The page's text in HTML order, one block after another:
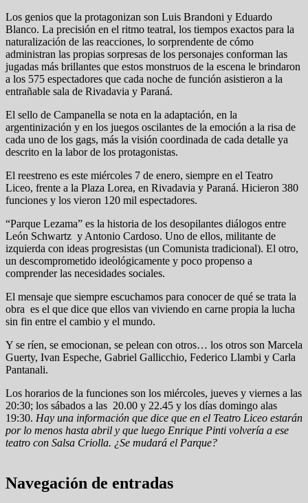
Los genios que la protagonizan son Luis Brandoni y Eduardo
Blanco. La precisión en el ritmo teatral, los tiempos exactos para la
naturalización de las reacciones, lo sorprendente de cómo
administran las propias sorpresas de los personajes conforman las
jugadas más brillantes que estos monstruos de la escena le brindaron
a los 575 espectadores que cada noche de función asistieron a la
entrañable sala de Rivadavia y Paraná.
El sello de Campanella se nota en la adaptación, en la
argentinización y en los juegos oscilantes de la emoción a la risa de
cada uno de los gags, más la visión coordinada de cada detalle ya
descrito en la labor de los protagonistas.
El reestreno es este miércoles 7 de enero, siempre en el Teatro
Liceo, frente a la Plaza Lorea, en Rivadavia y Paraná. Hicieron 380
funciones y los vieron 120 mil espectadores.
“Parque Lezama” es la historia de los desopilantes diálogos entre
León Schwartz y Antonio Cardoso. Uno de ellos, militante de
izquierda con ideas progresistas (un Comunista tradicional). El otro,
un descomprometido ideológicamente y poco propenso a
comprender las necesidades sociales.
El mensaje que siempre escuchamos para conocer de qué se trata la
obra es el que dice que ellos van viviendo en carne propia la lucha
sin fin entre el cambio y el mundo.
Y se ríen, se emocionan, se pelean con otros… los otros son Marcela
Guerty, Ivan Espeche, Gabriel Gallicchio, Federico Llambi y Carla
Pantanali.
Los horarios de la funciones son los miércoles, jueves y viernes a las
20:30; los sábados a las 20.00 y 22.45 y los días domingo alas
19:30. Hay una información que dice que en el Teatro Liceo estarán
por lo menos hasta abril y que luego Enrique Pinti volvería a ese
teatro con Salsa Criolla. ¿Se mudará el Parque?
Navegación de entradas